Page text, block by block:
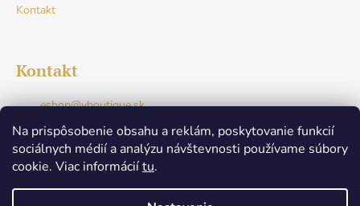
Na prispôsobenie obsahu a reklám, poskytovanie funkcií
sociálnych médií a analýzu návštevnosti používame súbory
cookie. Viac informáciítu.
Kontakt
Kontakt
eshop@vboutique.sk
+421917765941
Facebook
v.boutique.dunajskastreda